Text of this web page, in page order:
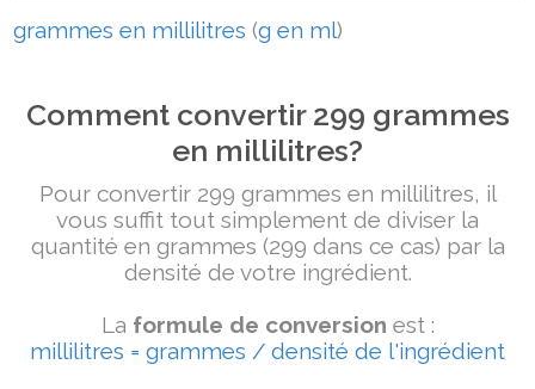
grammes en millilitres (g en ml)
Comment convertir 299 grammes
en millilitres?
Pour convertir 299 grammes en millilitres, il
vous suffit tout simplement de diviser la
quantité en grammes (299 dans ce cas) par la
densité de votre ingrédient.
La formule de conversion est :
millilitres = grammes / densité de l'ingrédient